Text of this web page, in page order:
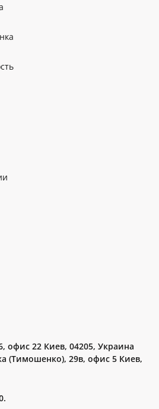
офис 22 Киев, 04205, Украина
(Тимошенко), 29в, офис 5 Киев,